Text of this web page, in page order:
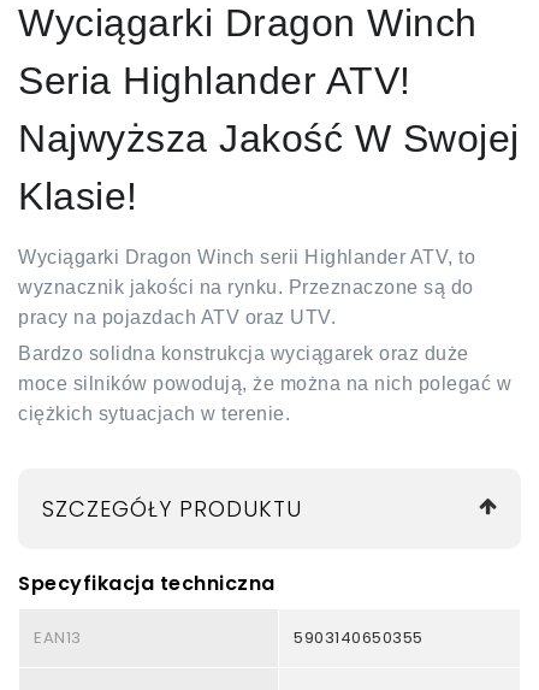
Wyciągarki Dragon Winch
Seria Highlander ATV!
Najwyższa Jakość W Swojej
Klasie!
Wyciągarki Dragon Winch serii Highlander ATV, to
wyznacznik jakości na rynku. Przeznaczone są do
pracy na pojazdach ATV oraz UTV.
Bardzo solidna konstrukcja wyciągarek oraz duże
moce silników powodują, że można na nich polegać w
ciężkich sytuacjach w terenie.
SZCZEGÓŁY PRODUKTU
Specyfikacja techniczna
EAN13 5903140650355